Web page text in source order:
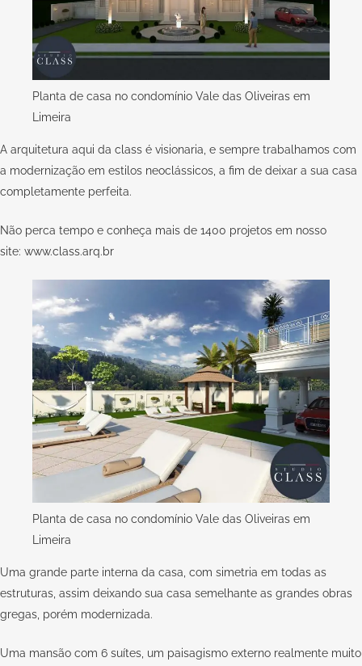
Planta de casa no condomínio Vale das Oliveiras em
Limeira
A arquitetura aqui da class é visionaria, e sempre trabalhamos com
a modernização em estilos neoclássicos, a fim de deixar a sua casa
completamente perfeita.
Não perca tempo e conheça mais de 1400 projetos em nosso
site: www.class.arq.br
Planta de casa no condomínio Vale das Oliveiras em
Limeira
Uma grande parte interna da casa, com simetria em todas as
estruturas, assim deixando sua casa semelhante as grandes obras
gregas, porém modernizada.
Uma mansão com 6 suítes, um paisagismo externo realmente muito